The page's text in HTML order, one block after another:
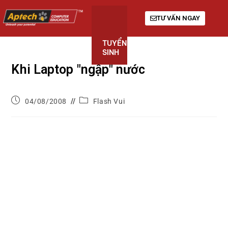
TUYỂN
SINH
TƯ VẤN NGAY
Khi Laptop "ngập" nước
04/08/2008 Flash Vui